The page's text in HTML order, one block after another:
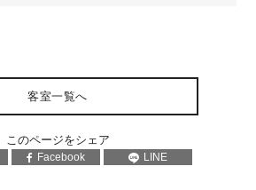
客室一覧へ
このページをシェア
Facebook LINE